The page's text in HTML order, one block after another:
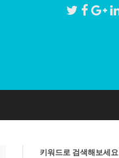
키워드로 검색해보세요